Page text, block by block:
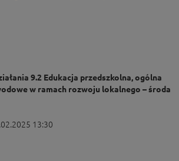
9.2 Edukacja przedszkolna, ogólna
w ramach rozwoju lokalnego – środa
13:30